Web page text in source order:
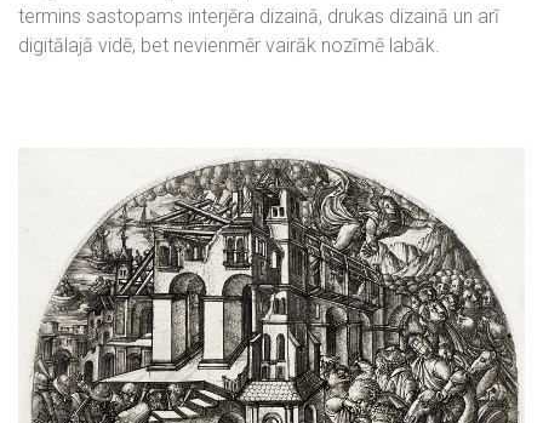
termins sastopams interjēra dizainā, drukas dizainā un arī
digitālajā vidē, bet nevienmēr vairāk nozīmē labāk.